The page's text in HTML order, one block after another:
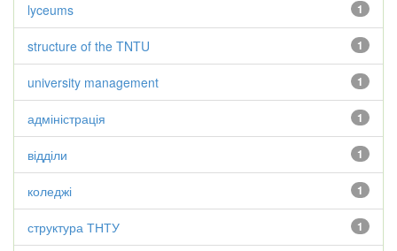
1
lyceums
1
structure of the TNTU
1
university management
1
адміністрація
1
відділи
1
коледжі
1
структура ТНТУ